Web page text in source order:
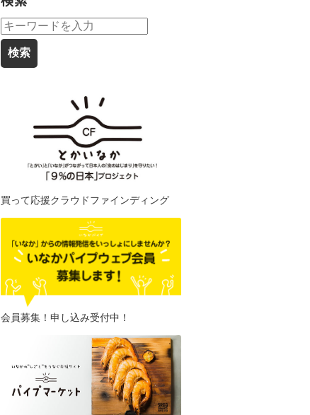
買って応援クラウドファインディング
会員募集！申し込み受付中！